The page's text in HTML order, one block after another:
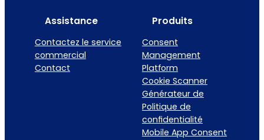
Assistance
Contactez le service
commercial
Contact
Produits
Consent
Management
Platform
Cookie Scanner
Générateur de
Politique de
confidentialité
Mobile App Consent